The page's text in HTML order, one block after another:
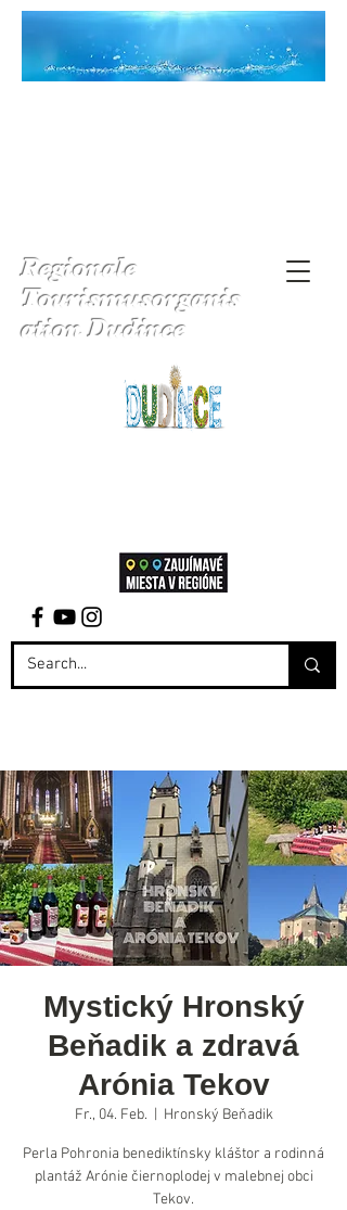
Regionale
Tourismusorganis
ation Dudince
Mystický Hronský
Beňadik a zdravá
Arónia Tekov
Fr., 04. Feb. Hronský Beňadik
Perla Pohronia benediktínsky kláštor a rodinná
plantáž Arónie čiernoplodej v malebnej obci
Tekov.